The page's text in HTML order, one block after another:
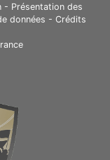
- Présentation des
données - Crédits